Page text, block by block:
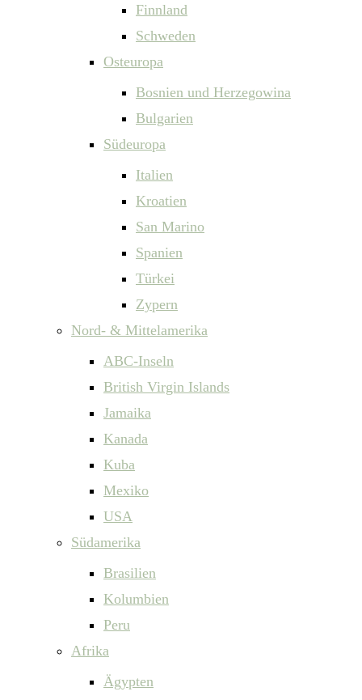
Finnland
Schweden
Osteuropa
Bosnien und Herzegowina
Bulgarien
Südeuropa
Italien
Kroatien
San Marino
Spanien
Türkei
Zypern
Nord- & Mittelamerika
ABC-Inseln
British Virgin Islands
Jamaika
Kanada
Kuba
Mexiko
USA
Südamerika
Brasilien
Kolumbien
Peru
Afrika
Ägypten